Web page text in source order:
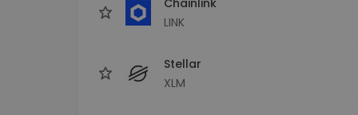
LINK
Stellar
XLM